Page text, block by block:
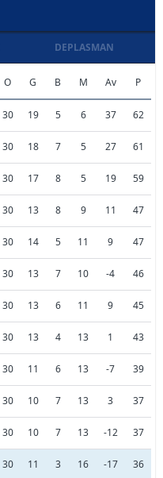
DEPLASMAN
O G B M Av P
30 19 5 6 37 62
30 18 7 5 27 61
30 17 8 5 19 59
30 13 8 9 11 47
30 14 5 11 9 47
30 13 7 10 -4 46
30 13 6 11 9 45
30 13 4 13 1 43
30 11 6 13 -7 39
30 10 7 13 3 37
30 10 7 13 -12 37
30 11 3 16 -17 36